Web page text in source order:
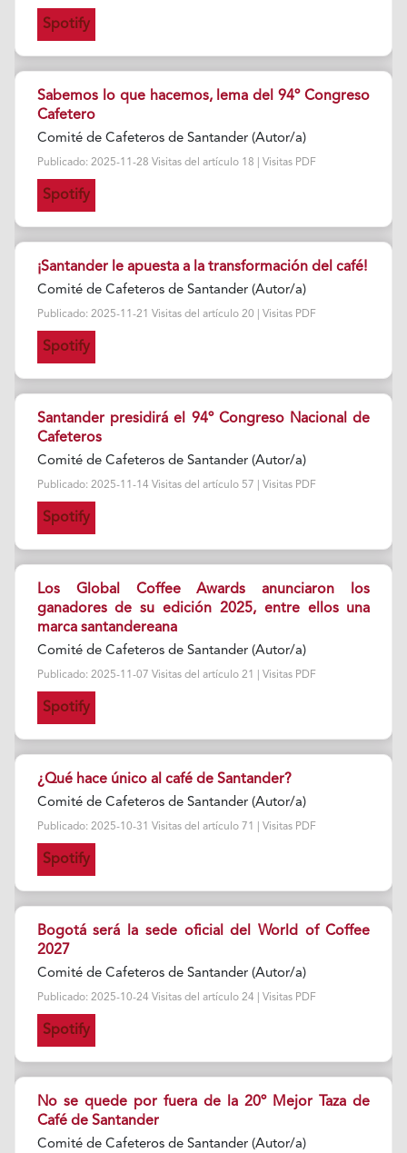
Spotify
Sabemos lo que hacemos, lema del 94º Congreso
Cafetero
Comité de Cafeteros de Santander (Autor/a)
Publicado: 2025-11-28 Visitas del artículo 18 | Visitas PDF
Spotify
¡Santander le apuesta a la transformación del café!
Comité de Cafeteros de Santander (Autor/a)
Publicado: 2025-11-21 Visitas del artículo 20 | Visitas PDF
Spotify
Santander presidirá el 94º Congreso Nacional de
Cafeteros
Comité de Cafeteros de Santander (Autor/a)
Publicado: 2025-11-14 Visitas del artículo 57 | Visitas PDF
Spotify
Los Global Coffee Awards anunciaron los
ganadores de su edición 2025, entre ellos una
marca santandereana
Comité de Cafeteros de Santander (Autor/a)
Publicado: 2025-11-07 Visitas del artículo 21 | Visitas PDF
Spotify
¿Qué hace único al café de Santander?
Comité de Cafeteros de Santander (Autor/a)
Publicado: 2025-10-31 Visitas del artículo 71 | Visitas PDF
Spotify
Bogotá será la sede oficial del World of Coffee
2027
Comité de Cafeteros de Santander (Autor/a)
Publicado: 2025-10-24 Visitas del artículo 24 | Visitas PDF
Spotify
No se quede por fuera de la 20º Mejor Taza de
Café de Santander
Comité de Cafeteros de Santander (Autor/a)